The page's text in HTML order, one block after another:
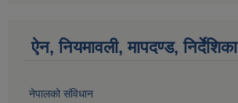
ऐन, नियमावली, मापदण्ड, निर्देशिका
नेपालको संविधान